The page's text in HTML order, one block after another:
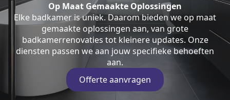
Op Maat Gemaakte Oplossingen
Elke badkamer is uniek. Daarom bieden we op maat
gemaakte oplossingen aan, van grote
badkamerrenovaties tot kleinere updates. Onze
diensten passen we aan jouw specifieke behoeften
aan.
Offerte aanvragen